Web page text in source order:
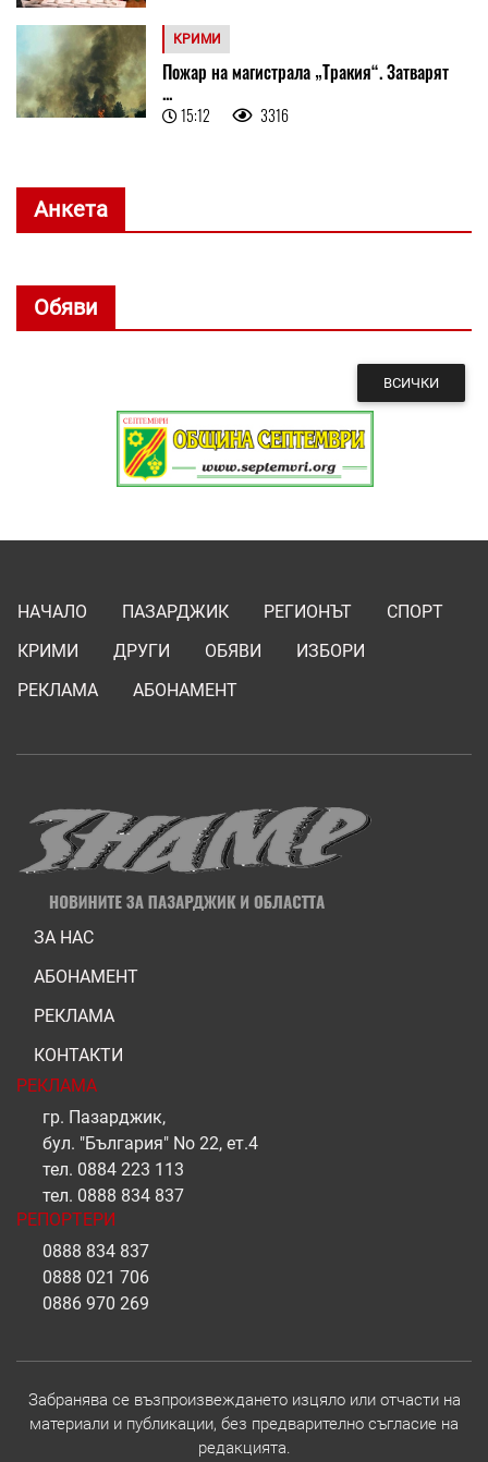
КРИМИ
Пожар на магистрала „Тракия“. Затварят
...
15:12 3316
Анкета
Обяви
ВСИЧКИ
НАЧАЛО ПАЗАРДЖИК РЕГИОНЪТ
СПОРТ
КРИМИ
ДРУГИ ОБЯВИ
ИЗБОРИ
РЕКЛАМА
АБОНАМЕНТ
ЗА НАС
АБОНАМЕНТ
РЕКЛАМА
КОНТАКТИ
РЕКЛАМА
гр. Пазарджик,
бул. "България" No 22, ет.4
тел. 0884 223 113
тел. 0888 834 837
РЕПОРТЕРИ
0888 834 837
0888 021 706
0886 970 269
Забранява се възпроизвеждането изцяло или отчасти на
материали и публикации, без предварително съгласие на
редакцията.